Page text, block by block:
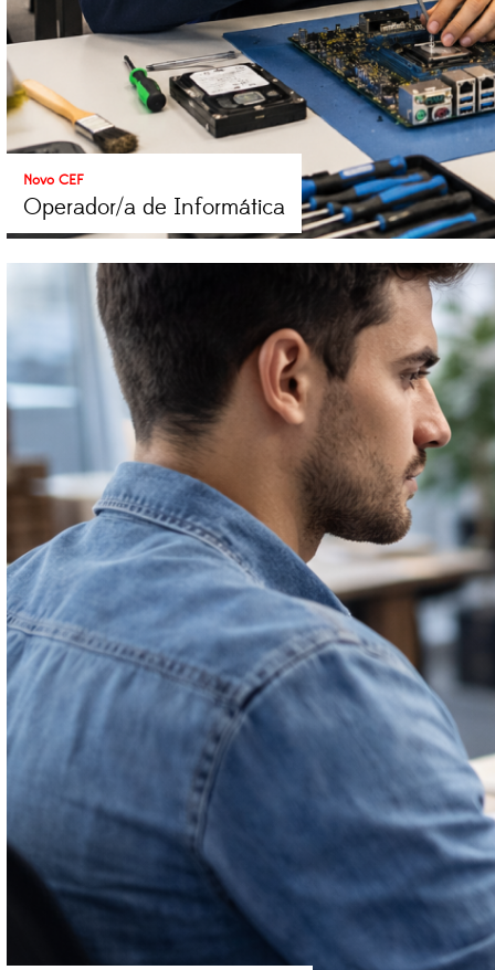
Novo CEF
Operador/a de Informática